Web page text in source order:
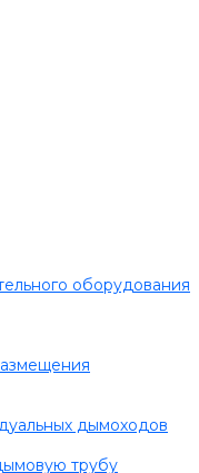
оборудования
дымоходов
трубу